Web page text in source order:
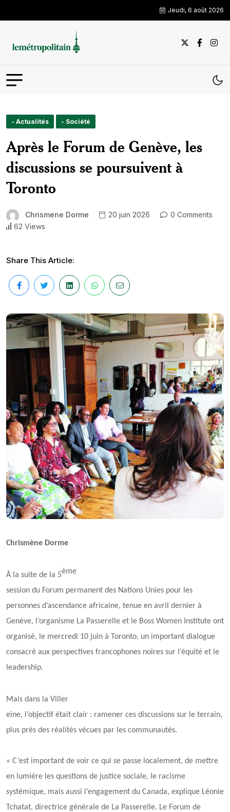
Jeudi, 6 août 2026
- Actualités - Société
Après le Forum de Genève, les
discussions se poursuivent à
Toronto
Chrismene Dorme 20 juin 2026
0 Comments
62 Views
Share This Article:
Chrismène Dorme
À la suite de la 5ème
session du Forum permanent des Nations Unies pour les
personnes d’ascendance africaine, tenue en avril dernier à
Genève, l’organisme La Passerelle et le Boss Women Institute ont
organisé, le mercredi 10 juin à Toronto, un important dialogue
consacré aux perspectives francophones noires sur l’équité et le
leadership.
Mais dans la Viller
eine, l’objectif était clair : ramener ces discussions sur le terrain,
plus près des réalités vécues par les communautés.
« C’est important de voir ce qui se passe localement, de mettre
en lumière les questions de justice sociale, le racisme
systémique, mais aussi l’engagement du Canada, explique Léonie
Tchatat, directrice générale de La Passerelle. Le Forum de